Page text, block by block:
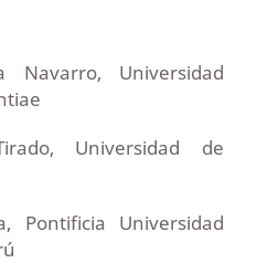
Navarro, Universidad
Universidad de
Pontificia Universidad